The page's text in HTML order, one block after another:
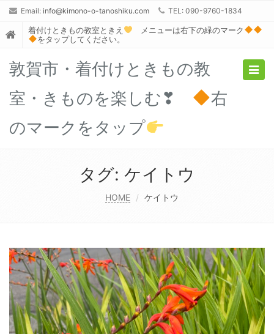
Email: info@kimono-o-tanoshiku.com TEL: 090-9760-1834
着付けときもの教室ときえ
メニューは右下の緑のマーク
をタップしてください。
敦賀市・着付けときもの教
室・きものを楽しむ❣
右
のマークをタップ
タグ: ケイトウ
HOME ケイトウ